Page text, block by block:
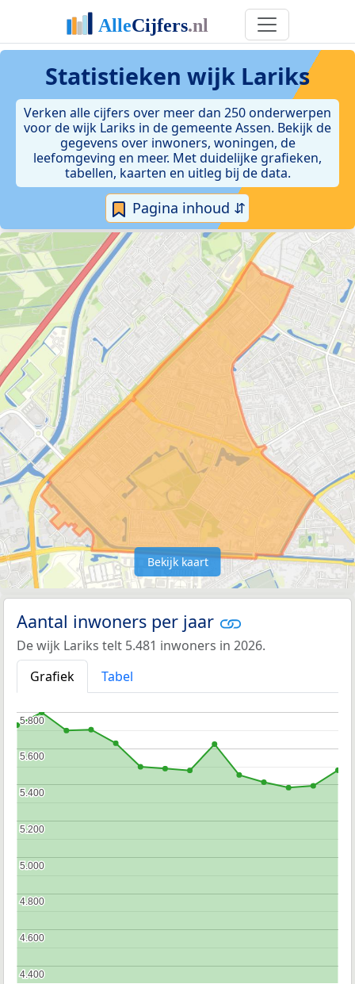
Statistieken wijk Lariks
Verken alle cijfers over meer dan 250 onderwerpen
voor de wijk Lariks in de gemeente Assen. Bekijk de
gegevens over inwoners, woningen, de
leefomgeving en meer. Met duidelijke grafieken,
tabellen, kaarten en uitleg bij de data.
Pagina inhoud ⇵
Bekijk kaart
Aantal inwoners per jaar
De wijk Lariks telt 5.481 inwoners in 2026.
Grafiek
Tabel
4.400
4.400
4.600
4.600
4.800
4.800
5.000
5.000
5.200
5.200
5.400
5.400
5.600
5.600
5.800
5.800